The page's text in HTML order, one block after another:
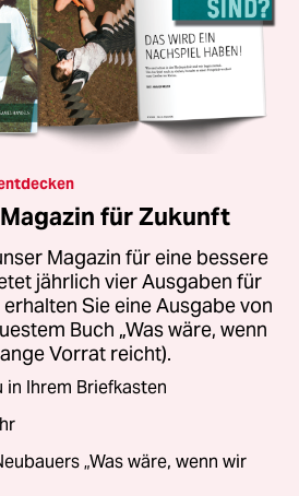
für Zukunft
Magazin für eine bessere
jährlich vier Ausgaben für
Sie eine Ausgabe von
Buch „Was wäre, wenn
Vorrat reicht).
Ihrem Briefkasten
„Was wäre, wenn wir